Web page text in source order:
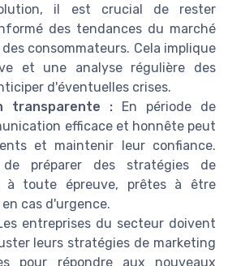
il est crucial de rester
des tendances du marché
consommateurs. Cela implique
et une analyse régulière des
d'éventuelles crises.
transparente : En période de
efficace et honnête peut
et maintenir leur confiance.
de préparer des stratégies de
à toute épreuve, prêtes à être
cas d'urgence.
entreprises du secteur doivent
leurs stratégies de marketing
pour répondre aux nouveaux